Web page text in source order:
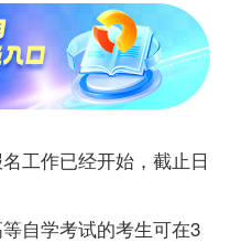
工作已经开始，截止日
自学考试的考生可在3